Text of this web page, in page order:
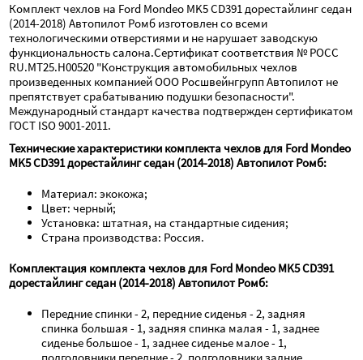
Комплект чехлов на Ford Mondeo MK5 CD391 дорестайлинг седан
(2014-2018) Автопилот Ромб изготовлен со всеми
технологическими отверстиями и не нарушает заводскую
функциональность салона.Сертификат соответствия № РОСС
RU.МТ25.Н00520 "Конструкция автомобильных чехлов
произведенных компанией ООО Росшвейнгрупп Автопилот не
препятствует срабатыванию подушки безопасности".
Международный стандарт качества подтвержден сертификатом
ГОСТ ISO 9001-2011.
Технические характеристики комплекта чехлов для Ford Mondeo
MK5 CD391 дорестайлинг седан (2014-2018) Автопилот Ромб:
Материал: экокожа;
Цвет: черный;
Установка: штатная, на стандартные сидения;
Страна производства: Россия.
Комплектация комплекта чехлов для Ford Mondeo MK5 CD391
дорестайлинг седан (2014-2018) Автопилот Ромб:
Передние спинки - 2, передние сиденья - 2, задняя
спинка большая - 1, задняя спинка малая - 1, заднее
сиденье большое - 1, заднее сиденье малое - 1,